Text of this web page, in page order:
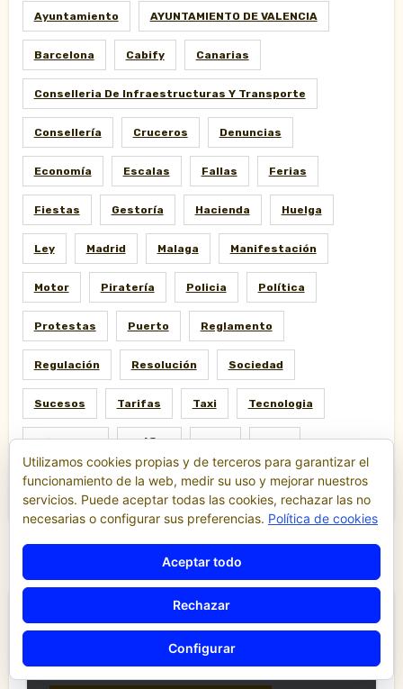
Ayuntamiento AYUNTAMIENTO DE VALENCIA
Barcelona Cabify Canarias
Conselleria De Infraestructuras Y Transporte
Consellería Cruceros Denuncias
Economía Escalas Fallas Ferias
Fiestas Gestoría Hacienda Huelga
Ley Madrid Malaga Manifestación
Motor Piratería Policia Política
Protestas Puerto Reglamento
Regulación Resolución Sociedad
Sucesos Tarifas Taxi Tecnologia
Tribunales Tráfico TTIP Uber
Uberización Valencia VTC
Destacados
Utilizamos cookies propias y de terceros para garantizar el
funcionamiento de la web, medir su uso y mejorar nuestros
servicios. Puede aceptar todas las cookies, rechazar las no
necesarias o configurar sus preferencias. Política de cookies
Aceptar todo
Rechazar
Configurar